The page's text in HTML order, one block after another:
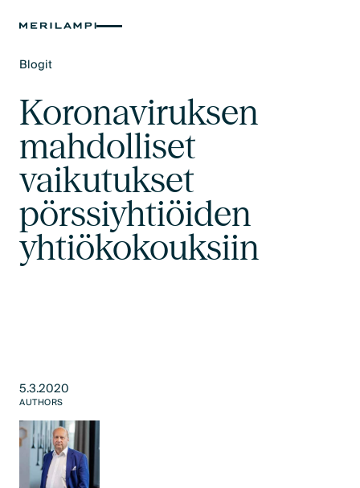
Blogit
Koronaviruksen
mahdolliset
vaikutukset
pörssiyhtiöiden
yhtiökokouksiin
5.3.2020
AUTHORS